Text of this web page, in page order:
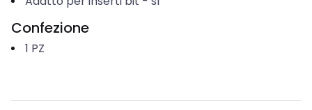
Confezione
1 PZ